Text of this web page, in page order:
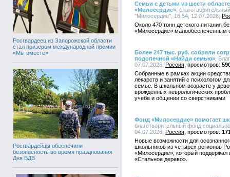
Росгвардеец из Запорожской области
стал призером международной премии
«Мы вместе»
Росгвардейцы обеспечили
безопасность во время празднования
Дня ВДВ
Семьи с детьми из шести
«Милосердие» ,
"Милосердие", 16:54, 12.07.2026,
Около 470 тонн детского питания
«Милосердие» малообеспеченным
Более 247 тыс. руб. собрали
подопечной «Найди семью» ,
07.07.2026, Россия
Собранные в рамках акции
лекарств и занятий с психологом
семье. В школьном возрасте у
врожденных неврологических
учебе и общении со сверстниками
Фонд «Милосердие» помогает
благотворительный фонд
04.07.2026, Россия
Новые возможности для
школьников из четырех регионов
«Милосердие», который поддержал
«Стальное дерево».